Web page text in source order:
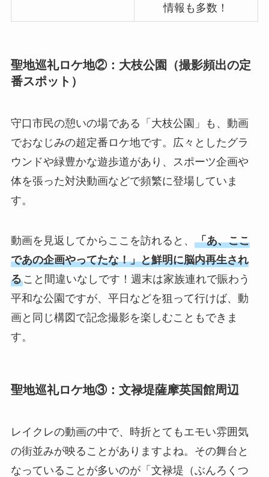
情報も多数！
聖地巡礼ロケ地②：大枝公園（撮影頻出の定
番スポット）
守口市民の憩いの場である「大枝公園」も、動画
でおなじみの超定番ロケ地です。広々としたグラ
ウンドや緑豊かな遊歩道があり、スポーツ企画や
体を張った対決動画などで頻繁に登場していま
す。
動画を見返してからここを訪れると、 「あ、ここ
であの企画やってたな！」と鮮明に脳内再生され
ること間違いなしです！週末は家族連れで賑わう
平和な公園ですが、平日などを狙って行けば、動
画と同じ構図で記念撮影を楽しむこともできま
す。
聖地巡礼ロケ地③：文禄堤薩摩英国館周辺
レイクレの動画の中で、時折とてもエモい雰囲気
の街並みが映ることがありますよね。その舞台と
なっていることが多いのが「文禄堤（ぶんろくつ